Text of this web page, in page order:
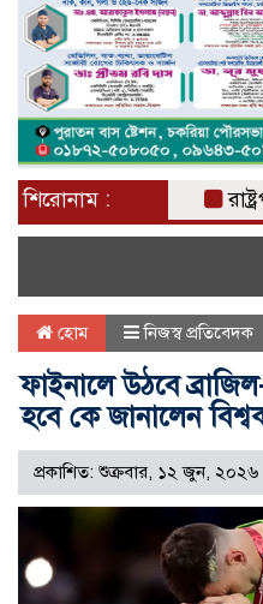
শিরোনাম :
হোম নিজস্ব প্রতিবেদক
ফাইনালে উঠবে
হবে কে জানালেন
প্রকাশিত: শুক্রবার, ১২ জুন, ২০২৬